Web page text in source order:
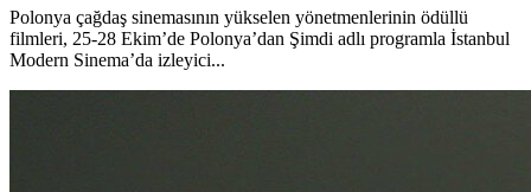
Polonya çağdaş sinemasının yükselen yönetmenlerinin ödüllü
filmleri, 25-28 Ekim’de Polonya’dan Şimdi adlı programla İstanbul
Modern Sinema’da izleyici...